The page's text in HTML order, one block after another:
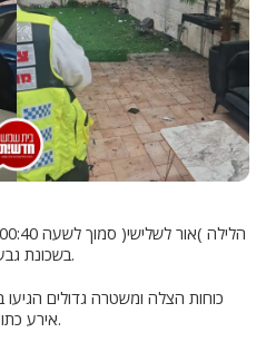
בשכונת גבעת שרת שמקורו היה ברחוב הארזים.
כוחות הצלה ומשטרה גדולים הגיעו
אירע כתוצאה מרימון שהושלך לתוך חצר בית.